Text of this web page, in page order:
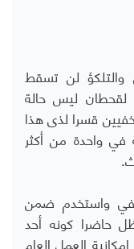
لن تسقط
لقحطان ليس حالة
قسرا لذى هذا
في واحدة من أكثر
واستخدم ضمن
حاضرا كونه أحد
العمل العام